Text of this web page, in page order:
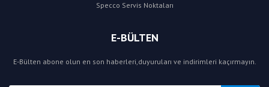
Specco Servis Noktaları
E-BÜLTEN
E-Bülten abone olun en son haberleri,duyuruları ve indirimleri kaçırmayın.